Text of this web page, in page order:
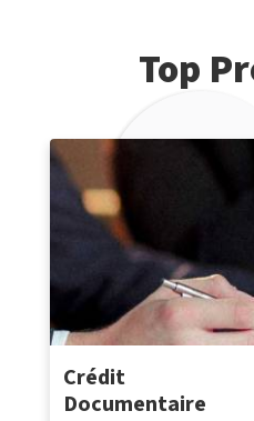
Top
Crédit
Documentaire